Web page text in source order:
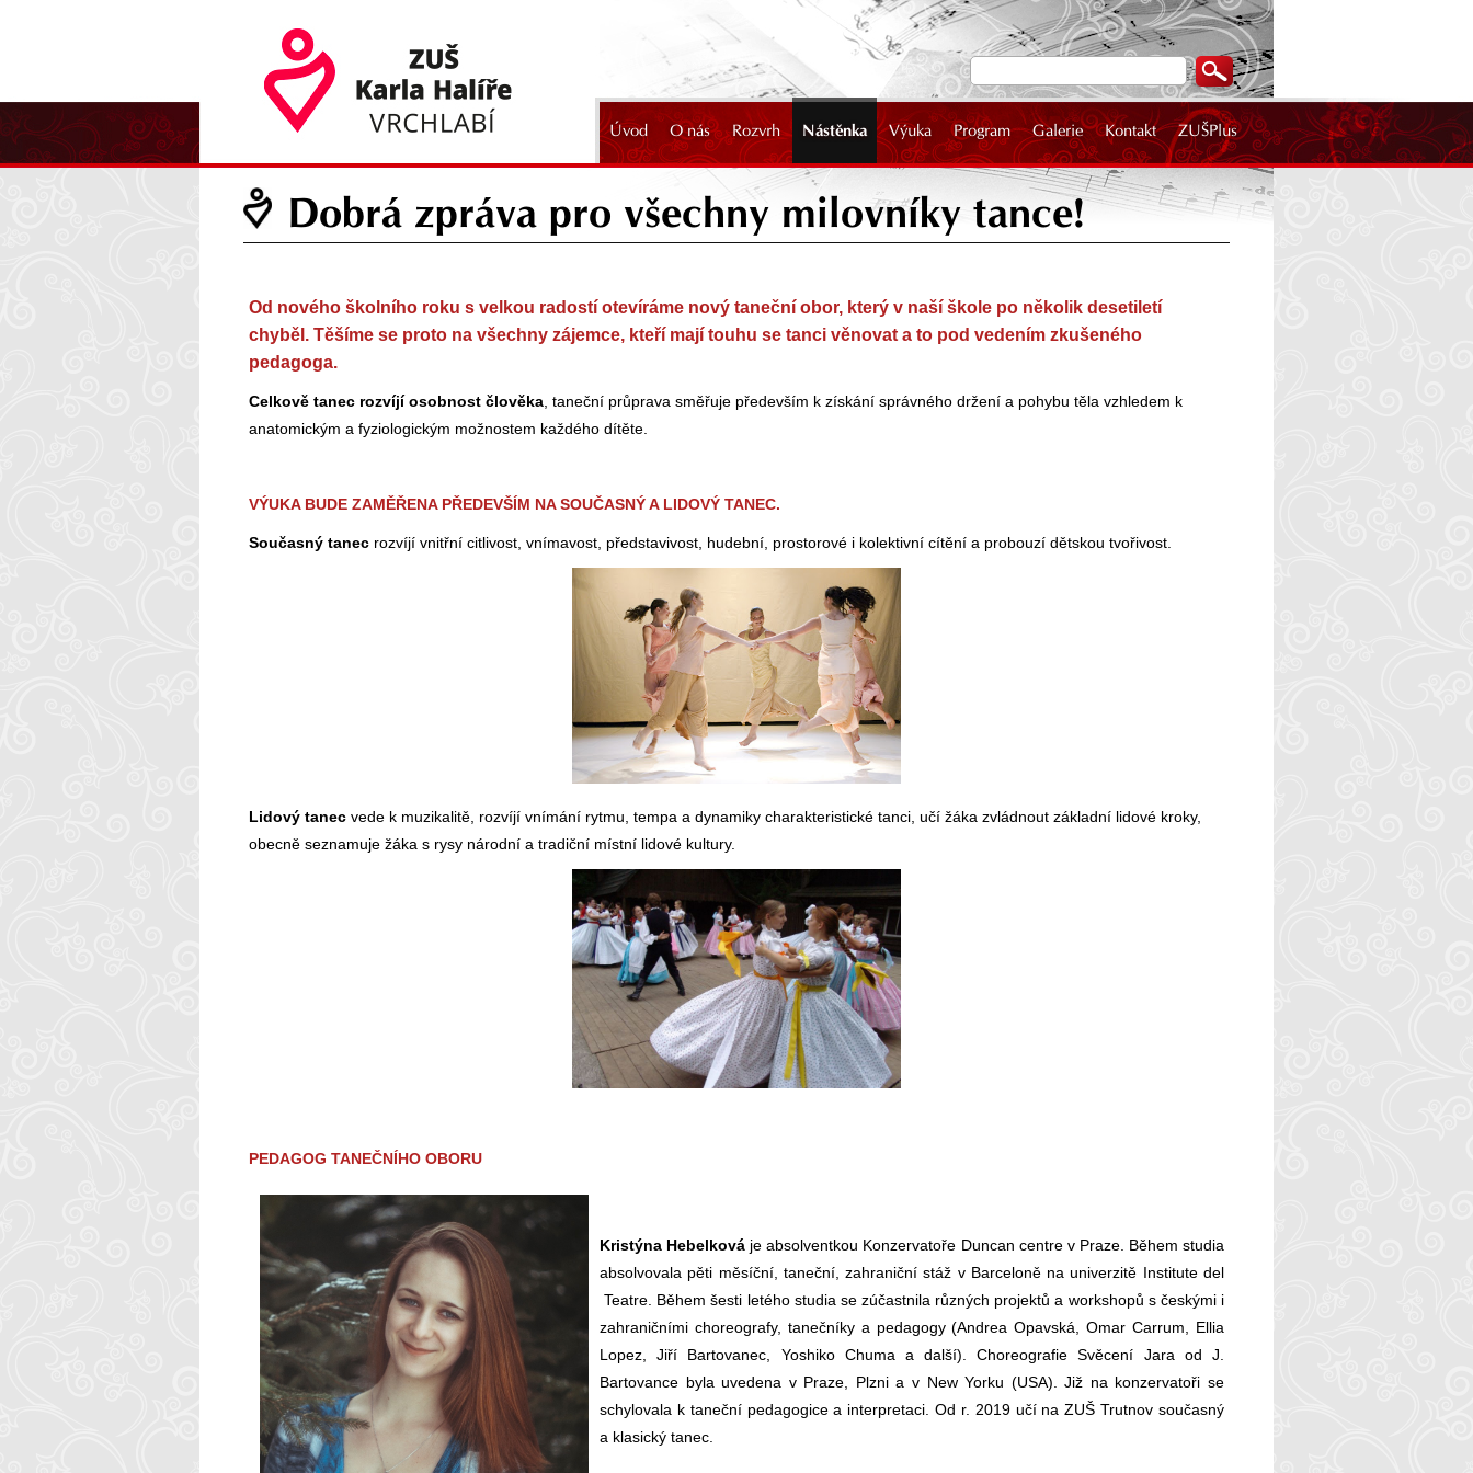
Úvod O nás Rozvrh Nástěnka Výuka Program Galerie Kontakt ZUŠPlus
Dobrá zpráva pro všechny milovníky tance!
Od nového školního roku s velkou radostí otevíráme nový taneční obor, který v naší škole po několik desetiletí
chyběl. Těšíme se proto na všechny zájemce, kteří mají touhu se tanci věnovat a to pod vedením zkušeného
pedagoga.
Celkově tanec rozvíjí osobnost člověka , taneční průprava směřuje především k získání správného držení a pohybu těla vzhledem k
anatomickým a fyziologickým možnostem každého dítěte.
VÝUKA BUDE ZAMĚŘENA PŘEDEVŠÍM NA SOUČASNÝ A LIDOVÝ TANEC.
Současný tanec rozvíjí vnitřní citlivost, vnímavost, představivost, hudební, prostorové i kolektivní cítění a probouzí dětskou tvořivost.
Lidový tanec vede k muzikalitě, rozvíjí vnímání rytmu, tempa a dynamiky charakteristické tanci, učí žáka zvládnout základní lidové kroky,
obecně seznamuje žáka s rysy národní a tradiční místní lidové kultury.
PEDAGOG TANEČNÍHO OBORU
Kristýna Hebelková je absolventkou Konzervatoře Duncan centre v Praze. Během studia
absolvovala pěti měsíční, taneční, zahraniční stáž v Barceloně na univerzitě Institute del
Teatre. Během šesti letého studia se zúčastnila různých projektů a workshopů s českými i
zahraničními choreografy, tanečníky a pedagogy(Andrea Opavská, Omar Carrum, Ellia
Lopez, Jiří Bartovanec, Yoshiko Chuma a další). Choreografie Svěcení Jara od J.
Bartovance byla uvedena v Praze, Plzni a v New Yorku (USA). Již na konzervatoři se
schylovala k taneční pedagogice a interpretaci. Od r. 2019 učí na ZUŠ Trutnov současný
a klasický tanec.